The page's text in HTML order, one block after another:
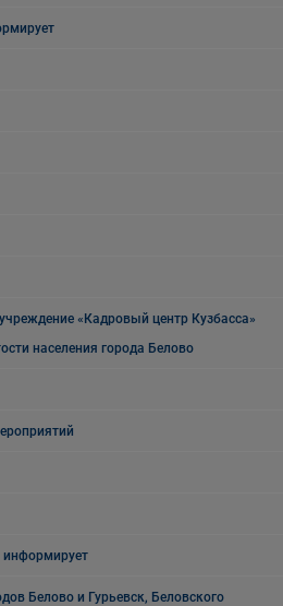
«Кадровый центр Кузбасса»
населения города Белово
информирует
Белово и Гурьевск, Беловского